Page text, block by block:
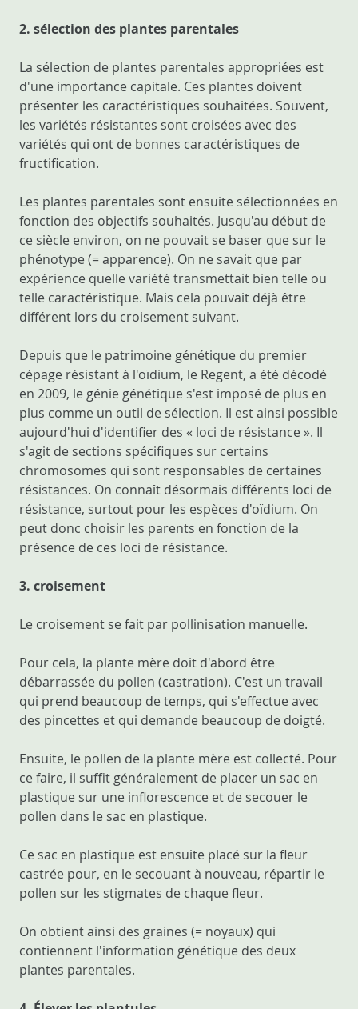
2. sélection des plantes parentales
La sélection de plantes parentales appropriées est
d'une importance capitale. Ces plantes doivent
présenter les caractéristiques souhaitées. Souvent,
les variétés résistantes sont croisées avec des
variétés qui ont de bonnes caractéristiques de
fructification.
Les plantes parentales sont ensuite sélectionnées en
fonction des objectifs souhaités. Jusqu'au début de
ce siècle environ, on ne pouvait se baser que sur le
phénotype (= apparence). On ne savait que par
expérience quelle variété transmettait bien telle ou
telle caractéristique. Mais cela pouvait déjà être
différent lors du croisement suivant.
Depuis que le patrimoine génétique du premier
cépage résistant à l'oïdium, le Regent, a été décodé
en 2009, le génie génétique s'est imposé de plus en
plus comme un outil de sélection. Il est ainsi possible
aujourd'hui d'identifier des « loci de résistance ». Il
s'agit de sections spécifiques sur certains
chromosomes qui sont responsables de certaines
résistances. On connaît désormais différents loci de
résistance, surtout pour les espèces d'oïdium. On
peut donc choisir les parents en fonction de la
présence de ces loci de résistance.
3. croisement
Le croisement se fait par pollinisation manuelle.
Pour cela, la plante mère doit d'abord être
débarrassée du pollen (castration). C'est un travail
qui prend beaucoup de temps, qui s'effectue avec
des pincettes et qui demande beaucoup de doigté.
Ensuite, le pollen de la plante mère est collecté. Pour
ce faire, il suffit généralement de placer un sac en
plastique sur une inflorescence et de secouer le
pollen dans le sac en plastique.
Ce sac en plastique est ensuite placé sur la fleur
castrée pour, en le secouant à nouveau, répartir le
pollen sur les stigmates de chaque fleur.
On obtient ainsi des graines (= noyaux) qui
contiennent l'information génétique des deux
plantes parentales.